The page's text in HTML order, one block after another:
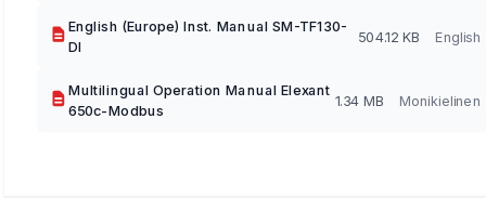
English (Europe) Inst. Manual SM-TF130-
DI
504.12 KB English
Multilingual Operation Manual Elexant
650c-Modbus
1.34 MB Monikielinen